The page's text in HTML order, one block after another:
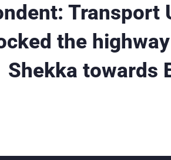
Transport
the
Shekka towards